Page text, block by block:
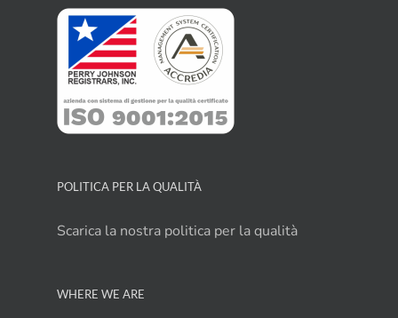
POLITICA PER LA QUALITÀ
Scarica la nostra politica per la qualità
WHERE WE ARE